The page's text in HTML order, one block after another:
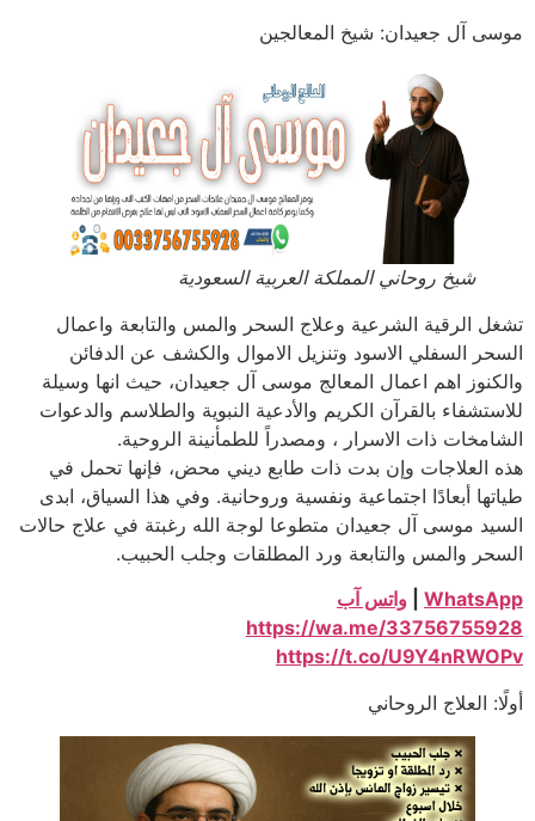
موسى آل جعيدان: شيخ المعالجين
شيخ روحاني المملكة العربية السعودية
تشغل الرقية الشرعية وعلاج السحر والمس والتابعة واعمال
السحر السفلي الاسود وتنزيل الاموال والكشف عن الدفائن
والكنوز اهم اعمال المعالج موسى آل جعيدان، حيث انها وسيلة
للاستشفاء بالقرآن الكريم والأدعية النبوية والطلاسم والدعوات
الشامخات ذات الاسرار ، ومصدراً للطمأنينة الروحية.
هذه العلاجات وإن بدت ذات طابع ديني محض، فإنها تحمل في
طياتها أبعادًا اجتماعية ونفسية وروحانية. وفي هذا السياق، ابدى
السيد موسى آل جعيدان متطوعا لوجة الله رغبتة في علاج حالات
السحر والمس والتابعة ورد المطلقات وجلب الحبيب.
WhatsApp
واتس آب
https://wa.me/33756755928
https://t.co/U9Y4nRWOPv
أولًا: العلاج الروحاني